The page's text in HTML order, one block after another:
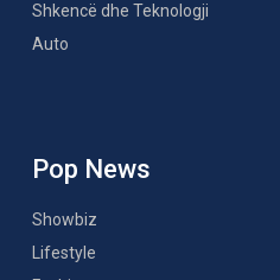
Shkencë dhe Teknologji
Auto
Pop News
Showbiz
Lifestyle